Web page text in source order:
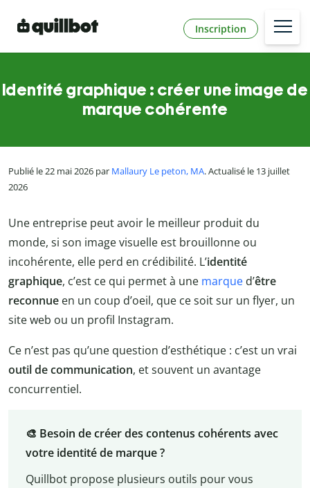
Inscription
Identité graphique : créer une image de
marque cohérente
Publié le 22 mai 2026 par Mallaury Le peton, MA. Actualisé le 13 juillet
2026
Une entreprise peut avoir le meilleur produit du
monde, si son image visuelle est brouillonne ou
incohérente, elle perd en crédibilité. L’identité
graphique, c’est ce qui permet à une marque d’être
reconnue en un coup d’oeil, que ce soit sur un flyer, un
site web ou un profil Instagram.
Ce n’est pas qu’une question d’esthétique : c’est un vrai
outil de communication, et souvent un avantage
concurrentiel.
🎨 Besoin de créer des contenus cohérents avec
votre identité de marque ?
Quillbot propose plusieurs outils pour vous